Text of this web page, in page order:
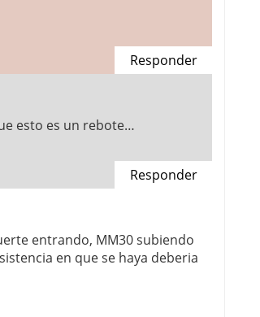
Responder
esto es un rebote…
Responder
entrando, MM30 subiendo
en que se haya deberia